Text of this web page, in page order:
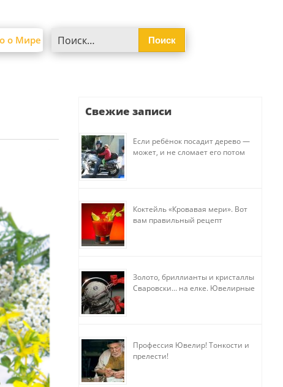
о Мире
Свежие записи
Если ребёнок посадит дерево —
может, и не сломает его потом
Коктейль «Кровавая мери». Вот
вам правильный рецепт
Золото, бриллианты и кристаллы
Сваровски… на елке. Ювелирные
Профессия Ювелир! Тонкости и
прелести!